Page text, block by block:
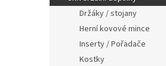
n
Držáky / stojany
Herní kovové mince
Inserty / Pořadače
Kostky